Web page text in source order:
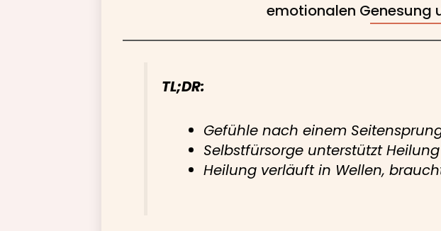
emotionalen Genesung
TL;DR:
Gefühle nach einem
Selbstfürsorge unterstützt
Heilung verläuft in Wellen,